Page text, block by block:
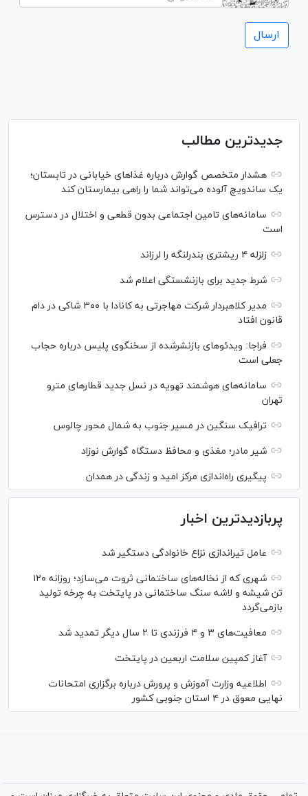
جدیدترین مطالب
هشدار متخصص گوارش درباره غذا‌های خیابانی در تابستان؛
یک ساندویچ آلوده می‌تواند شما را راهی بیمارستان کند
سامانه‌های تامین اجتماعی بدون قطعی و اختلال در دسترس
است
زلزله ۴ ریشتری بندرلنگه را لرزاند
شرط جدید برای بازنشستگی اعلام شد
مدیر کلاهبردار شرکت مهاجرتی به کانادا با ۳۰۰ شاکی در دام
قانون افتاد
فراجا: ویدئو‌های بازنشرشده از سخنگوی پلیس درباره حجاب
جعلی است
سامانه‌های هوشمند تهویه در نسل جدید قطار‌های مترو
تهران
ترافیک سنگین در مسیر جنوب به شمال محور چالوس
شیر مادر؛ مغذی و محافظ دستگاه گوارش نوزاد
پیگیری راه‌اندازی مرکز امید و زندگی در همدان
پربازدیدترین اخبار
عامل تیراندازی نزاع خانوادگی دستگیر شد
شهری که از نخاله‌های ساختمانی ثروت می‌سازد؛ روزانه ۱۲۰
تن شیشه و لاشه سنگ ساختمانی در پایتخت به چرخه تولید
بازمی‌گردد
معافیت‌های ۳ و ۴ فرزندی تا ۲ سال دیگر تمدید شد
آغاز کمپین سلامت اربعین در پایتخت
اطلاعیه وزارت آموزش و پرورش درباره برگزاری امتحانات
نهایی معوق در ۴ استان جنوبی کشور